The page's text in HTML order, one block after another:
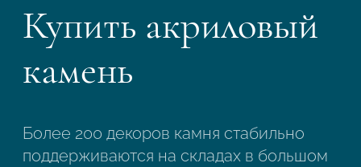
Купить акриловый
камень
Более 200 декоров камня стабильно
поддерживаются на складах в большом